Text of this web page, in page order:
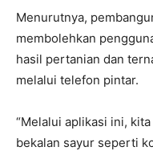
Menurutnya,
membolehkan
hasil pertanian dan
melalui telefon pintar.
“Melalui aplikasi ini,
bekalan sayur seperti